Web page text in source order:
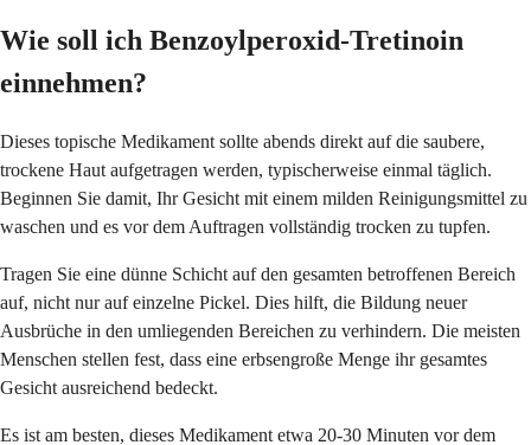
Wie soll ich Benzoylperoxid-Tretinoin
einnehmen?
Dieses topische Medikament sollte abends direkt auf die saubere,
trockene Haut aufgetragen werden, typischerweise einmal täglich.
Beginnen Sie damit, Ihr Gesicht mit einem milden Reinigungsmittel zu
waschen und es vor dem Auftragen vollständig trocken zu tupfen.
Tragen Sie eine dünne Schicht auf den gesamten betroffenen Bereich
auf, nicht nur auf einzelne Pickel. Dies hilft, die Bildung neuer
Ausbrüche in den umliegenden Bereichen zu verhindern. Die meisten
Menschen stellen fest, dass eine erbsengroße Menge ihr gesamtes
Gesicht ausreichend bedeckt.
Es ist am besten, dieses Medikament etwa 20-30 Minuten vor dem